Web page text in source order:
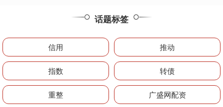
话题标签
信用 推动
指数 转债
重整 广盛网配资